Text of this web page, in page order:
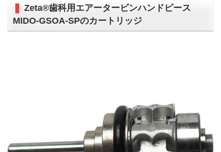
Zeta®歯科用エアータービンハンドピース
MIDO-GSOA-SPのカートリッジ